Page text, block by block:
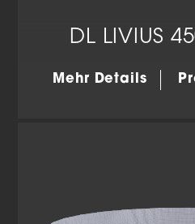
DL LIVIUS
Mehr Details